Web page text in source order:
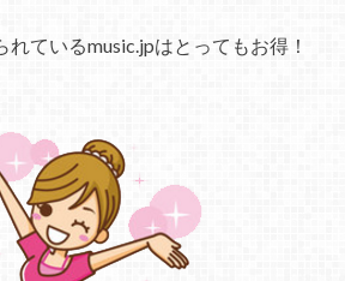
ているmusic.jpはとってもお得！